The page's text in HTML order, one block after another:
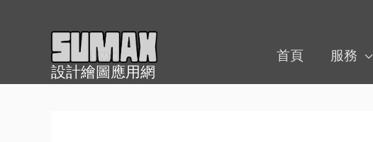
設計繪圖應用網
首頁 服務